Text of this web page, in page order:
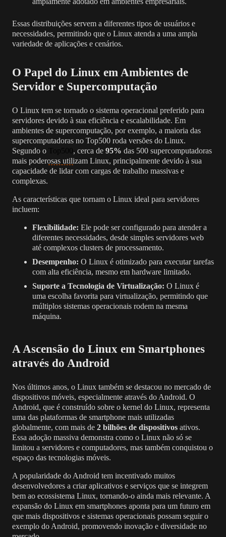
Essas distribuições servem a diferentes tipos de usuários e
necessidades, permitindo que o Linux atenda a uma ampla
variedade de aplicações e cenários.
O Papel do Linux em Ambientes de
Servidor e Supercomputação
O Linux tem se tornado o sistema operacional preferido para
servidores devido à sua eficiência e escalabilidade. Em
ambientes de supercomputação, por exemplo, a maioria das
supercomputadoras no Top500 roda versões do Linux.
Segundo o
, cerca de 95% das 500 supercomputadoras
mais poderosas utilizam Linux, principalmente devido à sua
capacidade de lidar com cargas de trabalho massivas e
complexas.
As características que tornam o Linux ideal para servidores
incluem:
Flexibilidade: Ele pode ser configurado para atender a
diferentes necessidades, desde simples servidores web
até complexos clusters de processamento.
Desempenho: O Linux é otimizado para executar tarefas
com alta eficiência, mesmo em hardware limitado.
Suporte a Tecnologia de Virtualização: O Linux é
uma escolha favorita para virtualização, permitindo que
múltiplos sistemas operacionais rodem na mesma
máquina.
A Ascensão do Linux em Smartphones
através do Android
Nos últimos anos, o Linux também se destacou no mercado de
dispositivos móveis, especialmente através do Android. O
Android, que é construído sobre o kernel do Linux, representa
uma das plataformas de smartphone mais utilizadas
globalmente, com mais de 2 bilhões de dispositivos ativos.
Essa adoção massiva demonstra como o Linux não só se
limitou a servidores e computadores, mas também conquistou o
espaço das tecnologias móveis.
A popularidade do Android tem incentivado muitos
desenvolvedores a criar aplicativos e serviços que se integrem
bem ao ecossistema Linux, tornando-o ainda mais relevante. A
expansão do Linux em smartphones aponta para um futuro em
que mais dispositivos e sistemas operacionais possam seguir o
exemplo do Android, promovendo inovação e diversidade no